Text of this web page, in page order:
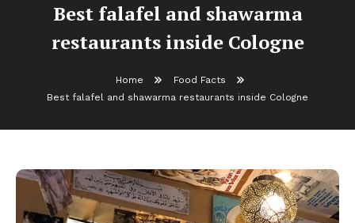
Best falafel and shawarma
restaurants inside Cologne
Home
Food Facts
Best falafel and shawarma restaurants inside Cologne